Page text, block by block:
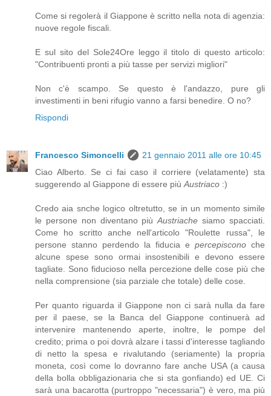
Come si regolerà il Giappone è scritto nella nota di agenzia:
nuove regole fiscali.
E sul sito del Sole24Ore leggo il titolo di questo articolo:
"Contribuenti pronti a più tasse per servizi migliori"
Non c'è scampo. Se questo è l'andazzo, pure gli
investimenti in beni rifugio vanno a farsi benedire. O no?
Rispondi
Francesco Simoncelli
21 gennaio 2011 alle ore 10:45
Ciao Alberto. Se ci fai caso il corriere (velatamente) sta
suggerendo al Giappone di essere più Austriaco :)
Credo aia snche logico oltretutto, se in un momento simile
le persone non diventano piùAustriache siamo spacciati.
Come ho scritto anche nell'articolo "Roulette russa", le
persone stanno perdendo la fiducia e percepiscono che
alcune spese sono ormai insostenibili e devono essere
tagliate. Sono fiducioso nella percezione delle cose più che
nella comprensione (sia parziale che totale) delle cose.
Per quanto riguarda il Giappone non ci sarà nulla da fare
per il paese, se la Banca del Giappone continuerà ad
intervenire mantenendo aperte, inoltre, le pompe del
credito; prima o poi dovrà alzare i tassi d'interesse tagliando
di netto la spesa e rivalutando (seriamente) la propria
moneta, così come lo dovranno fare anche USA (a causa
della bolla obbligazionaria che si sta gonfiando) ed UE. Ci
sarà una bacarotta (purtroppo "necessaria") è vero, ma più